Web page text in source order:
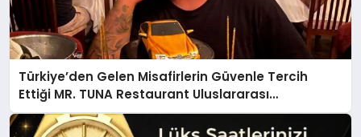
Türkiye’den Gelen Misafirlerin Güvenle Tercih
Ettiği MR. TUNA Restaurant Uluslararası
Başarısıyla Dikkat Çekiyor